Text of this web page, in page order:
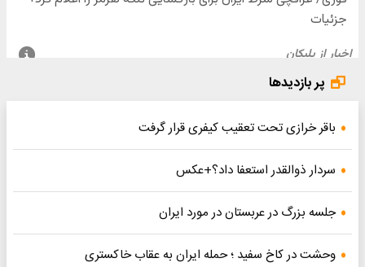
پر بازدیدها
باقر خرازی تحت تعقیب کیفری قرار گرفت
سردار ذوالقدر استعفا داد؟+عکس
جلسه بزرگ در عربستان در مورد ایران
وحشت در کاخ سفید ؛ حمله ایران به عقاب خاکستری